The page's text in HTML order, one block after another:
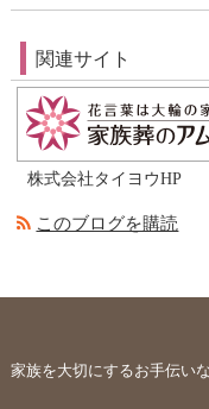
関連サイト
株式会社タイヨウHP
このブログを購読
家族を大切にするお手伝い